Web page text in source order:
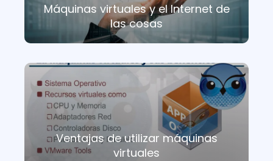
Máquinas virtuales y el Internet de
las cosas
Ventajas de utilizar máquinas
virtuales